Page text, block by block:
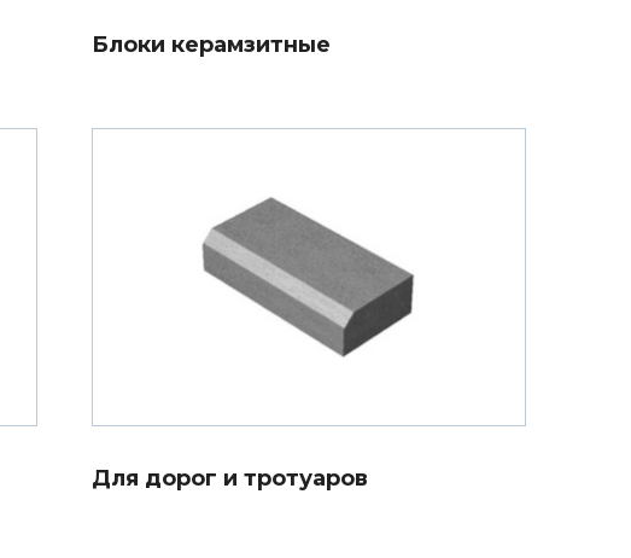
Блоки керамзитные
Для дорог и тротуаров